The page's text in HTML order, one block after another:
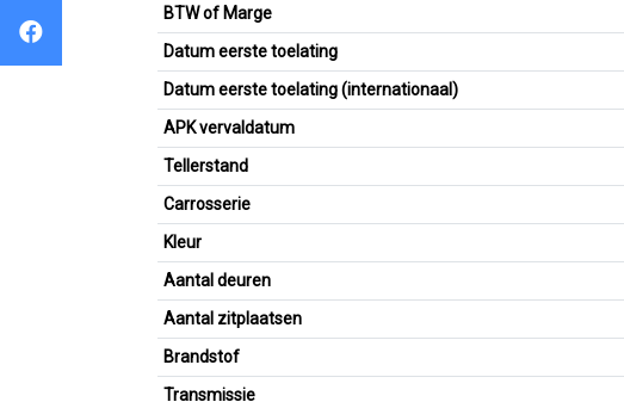
BTW of Marge
Datum eerste toelating
Datum eerste toelating (internationaal)
APK vervaldatum
Tellerstand
Carrosserie
Kleur
Aantal deuren
Aantal zitplaatsen
Brandstof
Transmissie